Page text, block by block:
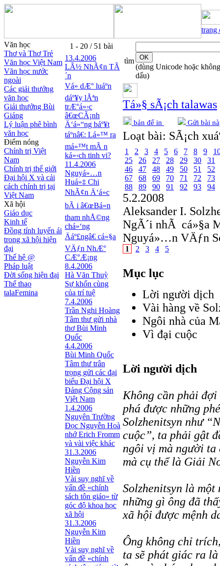
trang
Văn học
Thơ và Thơ Trẻ
Văn học Việt Nam
Văn học nước
ngoài
Các giải thưởng
văn học
Giải thưởng Bùi
Giáng
Lý luận phê bình
văn học
Điểm nóng
Chính trị Việt
Nam
Chính trị thế giới
Đại hội X và cải
cách chính trị tại
Việt Nam
Xã hội
Giáo dục
Kinh tế
Đồng tính luyến ái
trong xã hội hiện
đại
Thế hệ @
Pháp luật
Đời sống hiện đại
Thể thao
talaFemina
1 - 20 / 51 bài
13.4.2006
LÃ½ NhÃ¢n TÃ
´n
Vá» dÆ° luáº­n
dáº¥y lÃªn
trÆ°á»›c
â€œCÃ¡nh
Ä‘á»“ng báº¥t
táº­nâ€: Lá»™ ra
má»™t mÃ n
ká»‹ch tinh vi?
11.4.2006
Nguyá»…n
Huá»‡ Chi
NhÃ¢n Ä‘á»c
bÃ i â€œBá»n
tham nhÅ©ng
chá»‘ng
Äáº£ngâ€ cá»§a
VÄƒn NhÆ°
CÆ°Æ¡ng
8.4.2006
Hà Văn Thuỳ
Sự khốn cùng
của trí tuệ
7.4.2006
Trần Nghi Hoàng
Tâm thư gửi nhà
thơ Bùi Minh
Quốc
4.4.2006
Bùi Minh Quốc
Tâm thư trân
trọng gửi các đại
biểu Đại hội X
Đảng Cộng sản
Việt Nam
1.4.2006
Nguyên Trường
Đọc Nguyễn Hoà
nhớ Erich Fromm
và vài việc khác
31.3.2006
Nguyễn Kim
Hiền
Vài suy nghĩ về
vấn đề «chính
sách tôn giáo» từ
góc độ khoa học
xã hội
31.3.2006
Nguyễn Kim
Hiền
Vài suy nghĩ về
vấn đề «chính
tìm
(dùng Unicode hoặc không
dấu)
Tá»§ sÃ¡ch talawas
bản để in Gửi bài
Loạt bài: SÃ¡ch
1 2 3 4 5 6 7 8 9
25
26 27 28 29 30
31
46
47 48 49 50 51
52
67
68 69 70 71 72
73
88
89 90 91 92 93 94
5.2.2008
Aleksander I.
NgÃ´i nhÃ cá»§a
Nguyá»…n VÄƒn
1 2 3 4 5
Mục lục
Lời người dịch
Vài hàng về
Ngôi nhà của
Vì đại cuộc
Lời người dịch
Không cần phải đợi
phá được những
Solzhenitsyn như
cuộc”, ta phải gật
ngôi vị mà người ta
mà cụ thể là Giải
Solzhenitsyn là
những gì ông đã
xã hội được mệnh
Ông không chỉ
ta sẽ phát giác ra